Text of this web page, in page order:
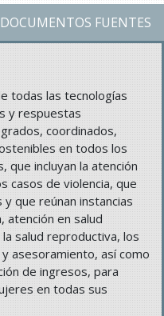
DOCUMENTOS FUENTES
todas las tecnologías
y respuestas
coordinados,
en todos los
que incluyan la atención
casos de violencia, que
que reúnan instancias
atención en salud
salud reproductiva, los
asesoramiento, así como
de ingresos, para
en todas sus